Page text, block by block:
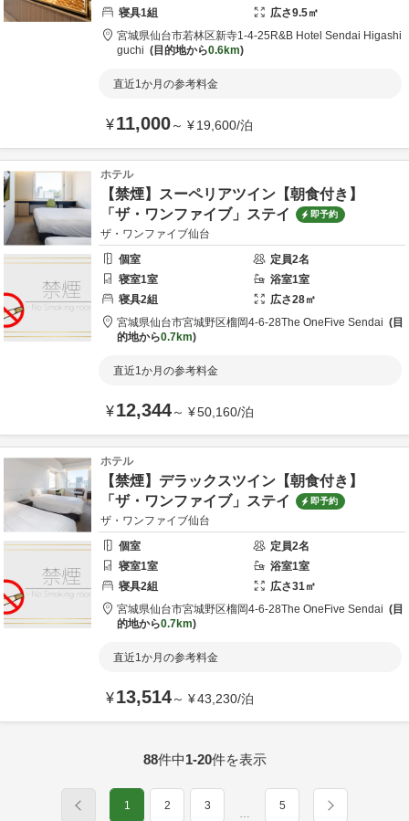
寝具1組 広さ9.5㎡
宮城県仙台市若林区新寺1-4-25 R&B Hotel Sendai Higashi
guchi
目的地から0.6km
直近1か月の参考料金
¥11,000～ ¥19,600/泊
ホテル
【禁煙】スーペリアツイン【朝食付き】
「ザ・ワンファイブ」ステイ
即予約
ザ・ワンファイブ仙台
個室
定員2名
寝室1室 浴室1室
寝具2組 広さ28㎡
宮城県仙台市宮城野区榴岡4-6-28The OneFive Sendai
目
的地から0.7km
直近1か月の参考料金
¥12,344～ ¥50,160/泊
ホテル
【禁煙】デラックスツイン【朝食付き】
「ザ・ワンファイブ」ステイ
即予約
ザ・ワンファイブ仙台
個室
定員2名
寝室1室 浴室1室
寝具2組 広さ31㎡
宮城県仙台市宮城野区榴岡4-6-28The OneFive Sendai
目
的地から0.7km
直近1か月の参考料金
¥13,514～ ¥43,230/泊
88件中1-20件を表示
1 2 3
…
5